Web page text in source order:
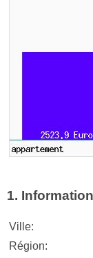
1.
Ville:
Région: